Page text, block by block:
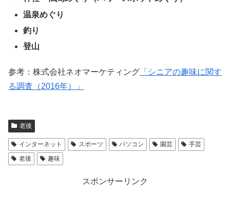
温泉めぐり
釣り
登山
参考：株式会社ネオマーケティング 「シニアの趣味に関す
る調査（2016年）」
老後
インターネット スポーツ パソコン 園芸
手芸
老後
趣味
スポンサーリンク